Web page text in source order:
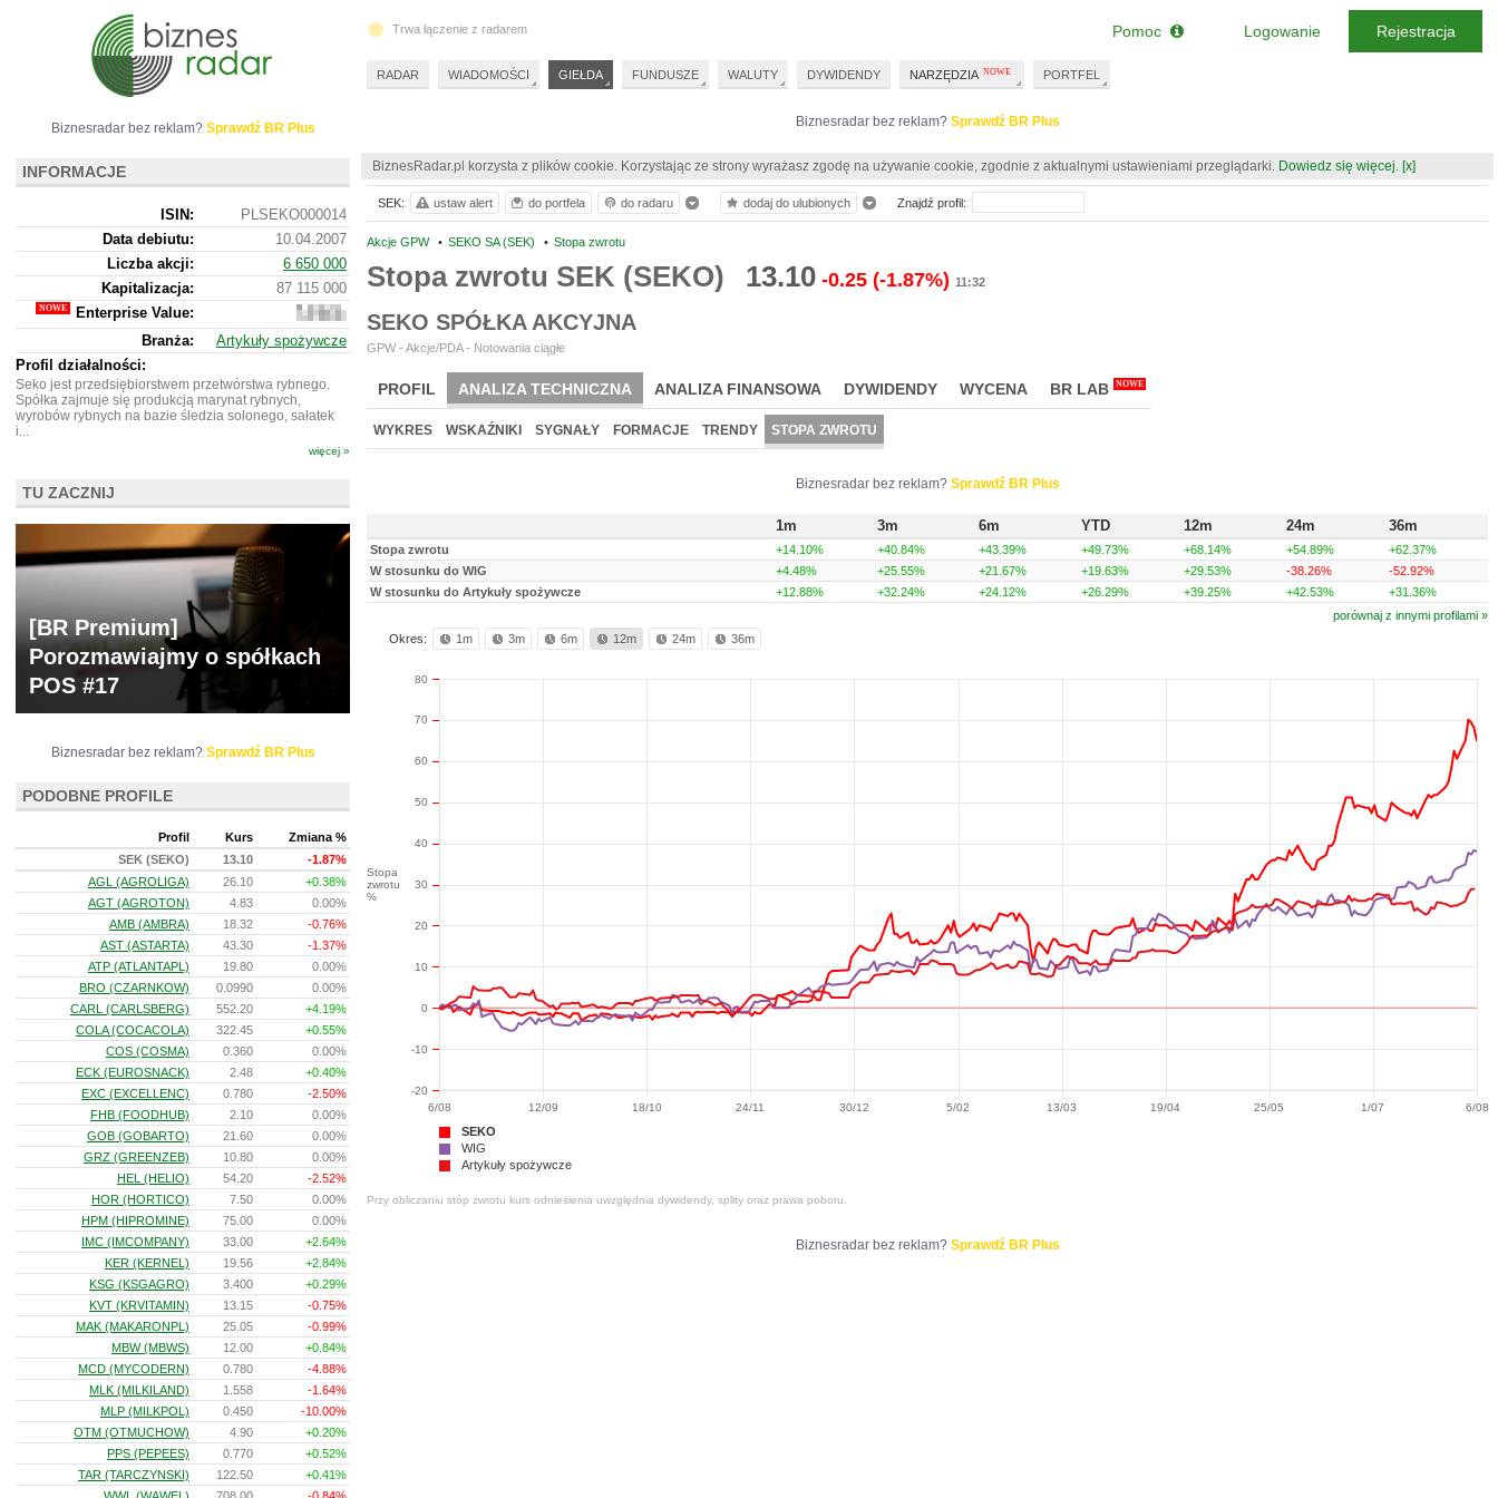
Biznesradar bez reklam? Sprawdź BR Plus
BiznesRadar.pl korzysta z plików cookie. Korzystając ze strony wyrażasz zgodę na używanie cookie, zgodnie z aktualnymi ustawieniami przeglądarki. Dowiedz się więcej. [x]
Akcje GPW • SEKO SA (SEK) • Stopa zwrotu
Stopa zwrotu SEK (SEKO) 13.10 -0.25 (-1.87%) 11:32
SEKO SPÓŁKA AKCYJNA
GPW - Akcje/PDA - Notowania ciągłe
PROFIL ANALIZA TECHNICZNA ANALIZA FINANSOWA DYWIDENDY WYCENA BR LAB NOWE
WYKRES WSKAŹNIKI SYGNAŁY FORMACJE TRENDY STOPA ZWROTU
Biznesradar bez reklam? Sprawdź BR Plus
1m 3m 6m YTD 12m 24m 36m
Stopa zwrotu +14.10% +40.84% +43.39% +49.73% +68.14% +54.89%
+62.37%
W stosunku do WIG
+4.48% +25.55% +21.67% +19.63% +29.53% -38.26%
-52.92%
W stosunku do Artykuły spożywcze
+12.88% +32.24% +24.12% +26.29% +39.25% +42.53%
+31.36%
porównaj z innymi profilami »
Okres:
1m 3m 6m 12m 24m 36m
6/08 12/09 18/10 24/11 30/12 5/02 13/03 19/04 25/05 1/07 6/08
Stopa
zwrotu
%
-20
-10
0
10
20
30
40
50
60
70
80
SEKO
WIG
Artykuły spożywcze
Przy obliczaniu stóp zwrotu kurs odniesienia uwzględnia dywidendy, splity oraz prawa poboru.
Biznesradar bez reklam? Sprawdź BR Plus
SEK: ustaw alert do portfela do radaru dodaj do ulubionych Znajdź profil:
Biznesradar bez reklam? Sprawdź BR Plus
INFORMACJE
ISIN:
PLSEKO000014
Data debiutu:
10.04.2007
Liczba akcji:
6 650 000
Kapitalizacja:
87 115 000
Enterprise Value:
79
214
000
Branża:
Artykuły spożywcze
Profil działalności:
Seko jest przedsiębiorstwem przetwórstwa rybnego.
Spółka zajmuje się produkcją marynat rybnych,
wyrobów rybnych na bazie śledzia solonego, sałatek
i...
więcej »
TU ZACZNIJ
[BR Premium]
Porozmawiajmy o spółkach
POS #17
Biznesradar bez reklam? Sprawdź BR Plus
PODOBNE PROFILE
Profil Kurs
Zmiana %
SEK (SEKO)
13.10
-1.87%
AGL (AGROLIGA)
26.10
+0.38%
AGT (AGROTON)
4.83
0.00%
AMB (AMBRA)
18.32
-0.76%
AST (ASTARTA)
43.30
-1.37%
ATP (ATLANTAPL)
19.80
0.00%
BRO (CZARNKOW)
0.0990
0.00%
CARL (CARLSBERG)
552.20
+4.19%
COLA (COCACOLA)
322.45
+0.55%
COS (COSMA)
0.360
0.00%
ECK (EUROSNACK)
2.48
+0.40%
EXC (EXCELLENC)
0.780
-2.50%
FHB (FOODHUB)
2.10
0.00%
GOB (GOBARTO)
21.60
0.00%
GRZ (GREENZEB)
10.80
0.00%
HEL (HELIO)
54.20
-2.52%
HOR (HORTICO)
7.50
0.00%
HPM (HIPROMINE)
75.00
0.00%
IMC (IMCOMPANY)
33.00
+2.64%
KER (KERNEL)
19.56
+2.84%
KSG (KSGAGRO)
3.400
+0.29%
KVT (KRVITAMIN)
13.15
-0.75%
MAK (MAKARONPL)
25.05
-0.99%
MBW (MBWS)
12.00
+0.84%
MCD (MYCODERN)
0.780
-4.88%
MLK (MILKILAND)
1.558
-1.64%
MLP (MILKPOL)
0.450
-10.00%
OTM (OTMUCHOW)
4.90
+0.20%
PPS (PEPEES)
0.770
+0.52%
TAR (TARCZYNSKI)
122.50
+0.41%
Trwa łączenie z radarem
RADAR WIADOMOŚCI GIEŁDA FUNDUSZE WALUTY DYWIDENDY NARZĘDZIA PORTFEL
Pomoc Logowanie Rejestracja